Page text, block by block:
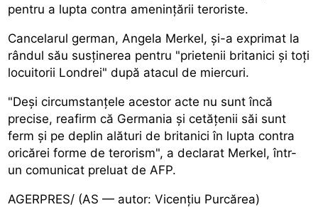
pentru a lupta contra amenințării teroriste.
Cancelarul german, Angela Merkel, și-a exprimat la
rândul său susținerea pentru "prietenii britanici și toți
locuitorii Londrei" după atacul de miercuri.
"Deși circumstanțele acestor acte nu sunt încă
precise, reafirm că Germania și cetățenii săi sunt
ferm și pe deplin alături de britanici în lupta contra
oricărei forme de terorism", a declarat Merkel, într-
un comunicat preluat de AFP.
AGERPRES/ (AS — autor: Vicențiu Purcărea)